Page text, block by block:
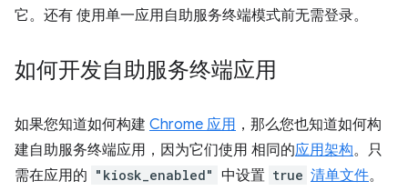
它。还有 使用单一应用自助服务终端模式前无需登录。
如何开发自助服务终端应用
如果您知道如何构建 Chrome 应用 ，那么您也知道如何构
建自助服务终端应用，因为它们使用 相同的应用架构。只
需在应用的 "kiosk_enabled" 中设置 true 清单文件。